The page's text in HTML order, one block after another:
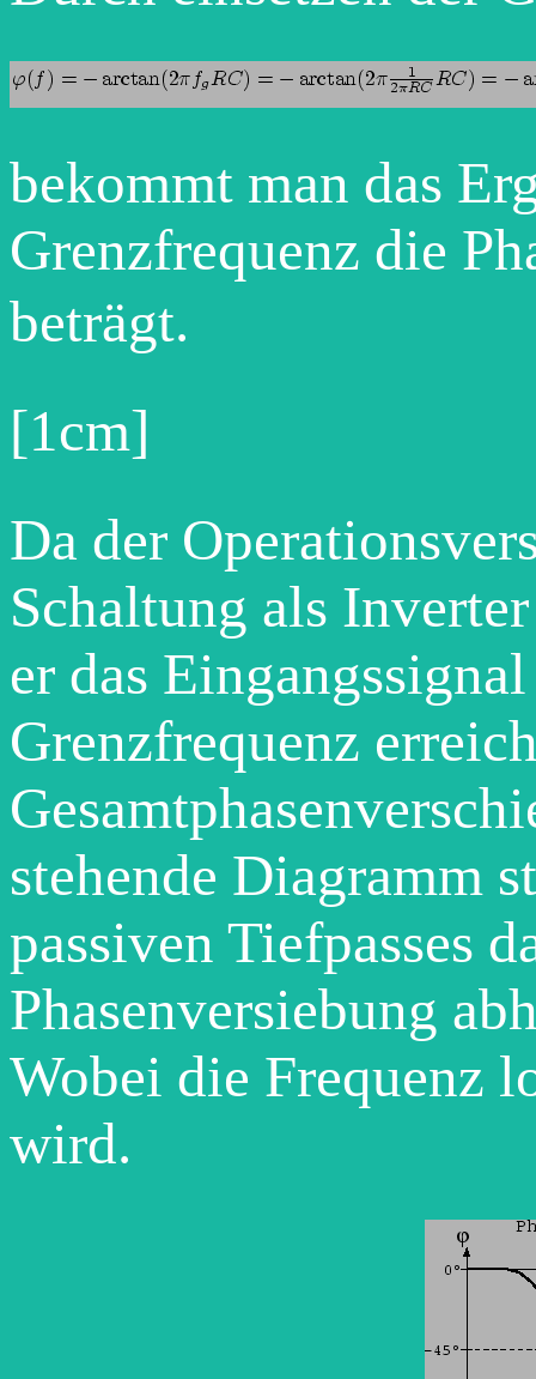
bekommt man das
Grenzfrequenz die
beträgt.
[1cm]
Da der
Schaltung als
er das
Grenzfrequenz
stehende Diagramm
passiven Tiefpasses
Phasenversiebung
Wobei die Frequenz
wird.